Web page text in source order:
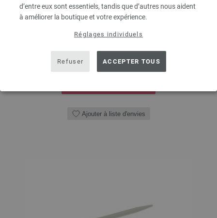
d’entre eux sont essentiels, tandis que d’autres nous aident
à améliorer la boutique et votre expérience.
Réglages individuels
Refuser ACCEPTER TOUS
10,04 €
11,68 $ hors TVA, frais de port
QUANTITÉ
Ajouter à liste d'envies